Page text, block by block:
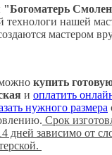
"Богоматерь
технологи нашей
мастером
купить
и оплатить
нужного размера
Срок
дней зависимо от